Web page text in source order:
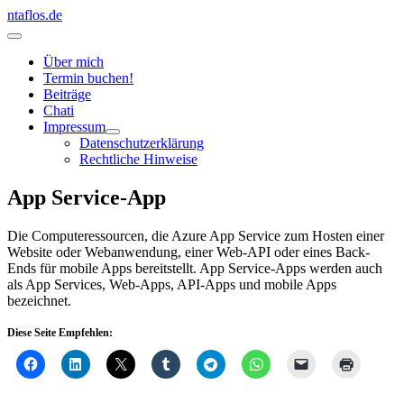
Zum
Inhalt
ntaflos.de
Hauptmenü
Über mich
Termin buchen!
Beiträge
Chati
Impressum
Datenschutzerklärung
Rechtliche Hinweise
App Service-App
Die Computeressourcen, die Azure App Service zum Hosten einer
Website oder Webanwendung, einer Web-API oder eines Back-
Ends für mobile Apps bereitstellt. App Service-Apps werden auch
als App Services, Web-Apps, API-Apps und mobile Apps
bezeichnet.
Diese Seite Empfehlen: